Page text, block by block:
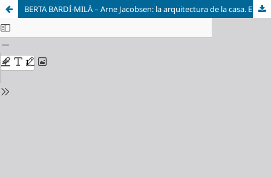
BERTA BARDÍ-MILÀ – Arne Jacobsen: la arquitectura de la casa. El patio y el pabellón